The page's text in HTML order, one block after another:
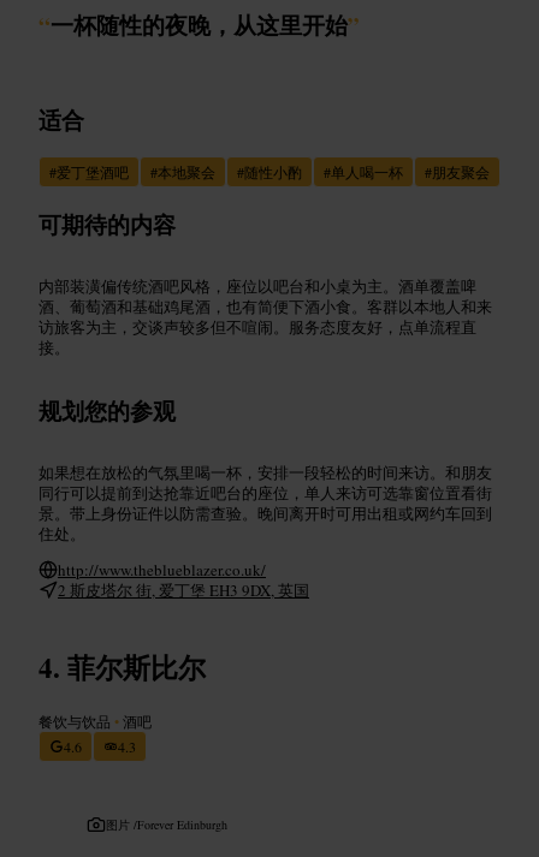
“一杯随性的夜晚，从这里开始”
适合
#爱丁堡酒吧 #本地聚会 #随性小酌 #单人喝一杯 #朋友聚会
可期待的内容
内部装潢偏传统酒吧风格，座位以吧台和小桌为主。酒单覆盖啤
酒、葡萄酒和基础鸡尾酒，也有简便下酒小食。客群以本地人和来
访旅客为主，交谈声较多但不喧闹。服务态度友好，点单流程直
接。
规划您的参观
如果想在放松的气氛里喝一杯，安排一段轻松的时间来访。和朋友
同行可以提前到达抢靠近吧台的座位，单人来访可选靠窗位置看街
景。带上身份证件以防需查验。晚间离开时可用出租或网约车回到
住处。
http://www.theblueblazer.co.uk/
2 斯皮塔尔 街, 爱丁堡 EH3 9DX, 英国
菲尔斯比尔
餐饮与饮品 •酒吧
4.6
4.3
图片 /Forever Edinburgh